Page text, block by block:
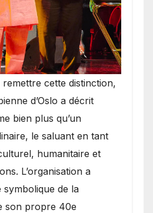
cette distinction,
d’Oslo a décrit
bien plus qu’un
le saluant en tant
humanitaire et
L’organisation a
de la
son propre 40e